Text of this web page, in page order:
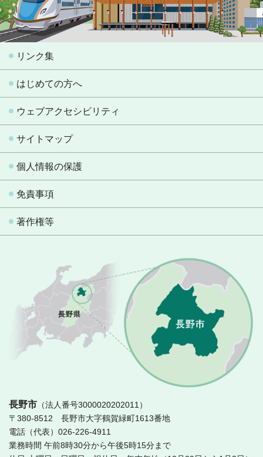
リンク集
はじめての方へ
ウェブアクセシビリティ
サイトマップ
個人情報の保護
免責事項
著作権等
長野市 （法人番号3000020202011）
〒380-8512 長野市大字鶴賀緑町1613番地
電話（代表）026-226-4911
業務時間 午前8時30分から午後5時15分まで